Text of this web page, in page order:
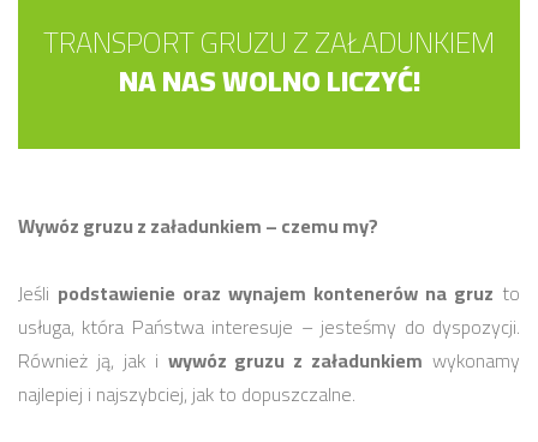
TRANSPORT GRUZU Z ZAŁADUNKIEM
NA NAS WOLNO LICZYĆ!
Wywóz gruzu z załadunkiem – czemu my?
Jeśli podstawienie oraz wynajem kontenerów na gruz to
usługa, która Państwa interesuje – jesteśmy do dyspozycji.
Również ją, jak i wywóz gruzu z załadunkiem wykonamy
najlepiej i najszybciej, jak to dopuszczalne.